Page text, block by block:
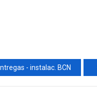
- instalac. BCN